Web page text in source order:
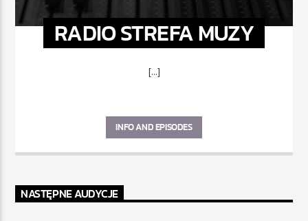
RADIO STREFA MUZY
[...]
INFO AND EPISODES
NASTĘPNE AUDYCJE